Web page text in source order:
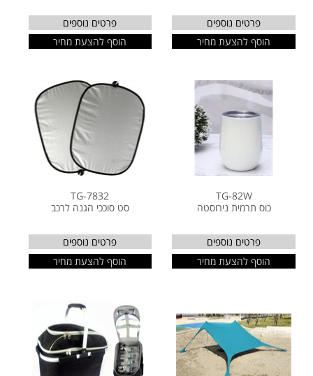
פרטים נוספים
הוסף להצעת מחיר
פרטים נוספים
הוסף להצעת מחיר
TG-82W
כוס תרמית נירוסטה
פרטים נוספים
הוסף להצעת מחיר
TG-7832
סט סוככי הגנה לרכב
פרטים נוספים
הוסף להצעת מחיר